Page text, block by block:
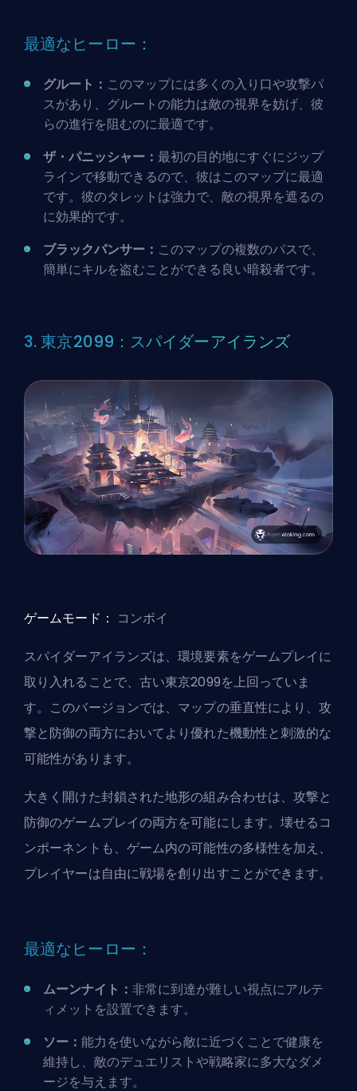
最適なヒーロー：
グルート： このマップには多くの入り口や攻撃パ
スがあり、グルートの能力は敵の視界を妨げ、彼
らの進行を阻むのに最適です。
ザ・パニッシャー： 最初の目的地にすぐにジップ
ラインで移動できるので、彼はこのマップに最適
です。彼のタレットは強力で、敵の視界を遮るの
に効果的です。
ブラックパンサー： このマップの複数のパスで、
簡単にキルを盗むことができる良い暗殺者です。
3. 東京2099：スパイダーアイランズ
ゲームモード： コンボイ
スパイダーアイランズは、環境要素をゲームプレイに
取り入れることで、古い東京2099を上回っていま
す。このバージョンでは、マップの垂直性により、攻
撃と防御の両方においてより優れた機動性と刺激的な
可能性があります。
大きく開けた封鎖された地形の組み合わせは、攻撃と
防御のゲームプレイの両方を可能にします。壊せるコ
ンポーネントも、ゲーム内の可能性の多様性を加え、
プレイヤーは自由に戦場を創り出すことができます。
最適なヒーロー：
ムーンナイト： 非常に到達が難しい視点にアルテ
ィメットを設置できます。
ソー： 能力を使いながら敵に近づくことで健康を
維持し、敵のデュエリストや戦略家に多大なダメ
ージを与えます。